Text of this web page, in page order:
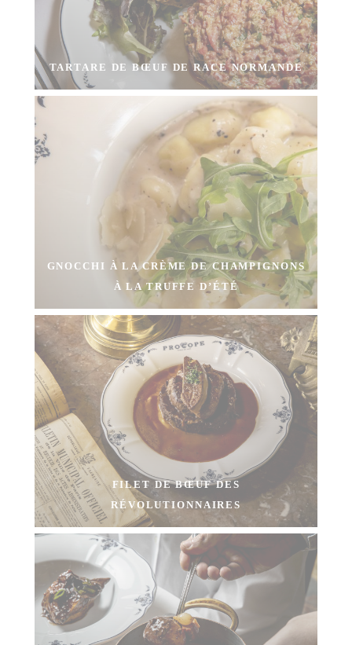
TARTARE DE BŒUF DE RACE NORMANDE
GNOCCHI À LA CRÈME DE CHAMPIGNONS
À LA TRUFFE D’ÉTÉ
FILET DE BŒUF DES
RÉVOLUTIONNAIRES